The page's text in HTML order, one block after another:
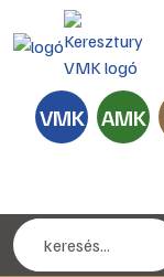
VMK AMK